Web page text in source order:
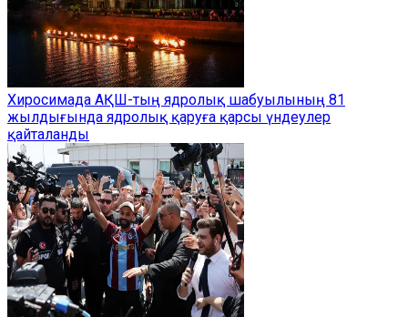
Хиросимада АҚШ-тың ядролық шабуылының 81
жылдығында ядролық қаруға қарсы үндеулер
қайталанды